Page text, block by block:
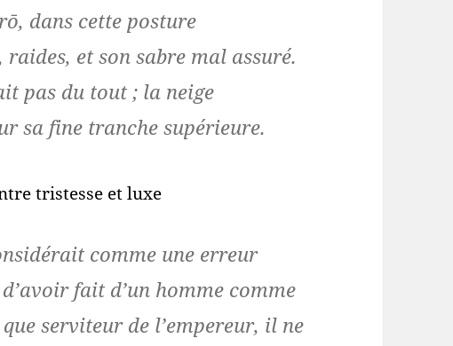
dans cette posture
et son sabre mal assuré.
pas du tout ; la neige
sa fine tranche supérieure.
tristesse et luxe
comme une erreur
fait d’un homme comme
serviteur de l’empereur, il ne